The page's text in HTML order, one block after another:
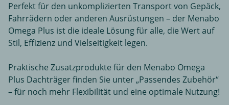
Perfekt für den unkomplizierten Transport von Gepäck,
Fahrrädern oder anderen Ausrüstungen – der Menabo
Omega Plus ist die ideale Lösung für alle, die Wert auf
Stil, Effizienz und Vielseitigkeit legen.
Praktische Zusatzprodukte für den Menabo Omega
Plus Dachträger finden Sie unter „Passendes Zubehör“
– für noch mehr Flexibilität und eine optimale Nutzung!